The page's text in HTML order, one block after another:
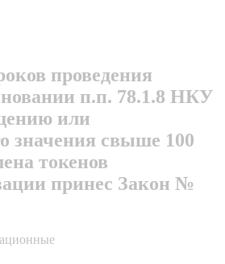
проведения
п.п. 78.1.8 НКУ
или
значения свыше 100
токенов
принес Закон №